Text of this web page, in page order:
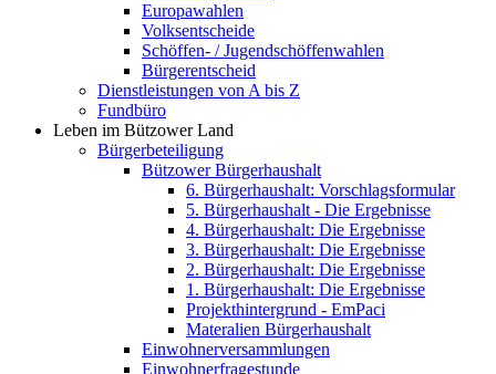
Europawahlen
Volksentscheide
Schöffen- / Jugendschöffenwahlen
Bürgerentscheid
Dienstleistungen von A bis Z
Fundbüro
Leben im Bützower Land
Bürgerbeteiligung
Bützower Bürgerhaushalt
6. Bürgerhaushalt: Vorschlagsformular
5. Bürgerhaushalt - Die Ergebnisse
4. Bürgerhaushalt: Die Ergebnisse
3. Bürgerhaushalt: Die Ergebnisse
2. Bürgerhaushalt: Die Ergebnisse
1. Bürgerhaushalt: Die Ergebnisse
Projekthintergrund - EmPaci
Materalien Bürgerhaushalt
Einwohnerversammlungen
Einwohnerfragestunde